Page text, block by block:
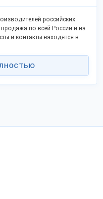
российских
по всей России и на
и контакты находятся в